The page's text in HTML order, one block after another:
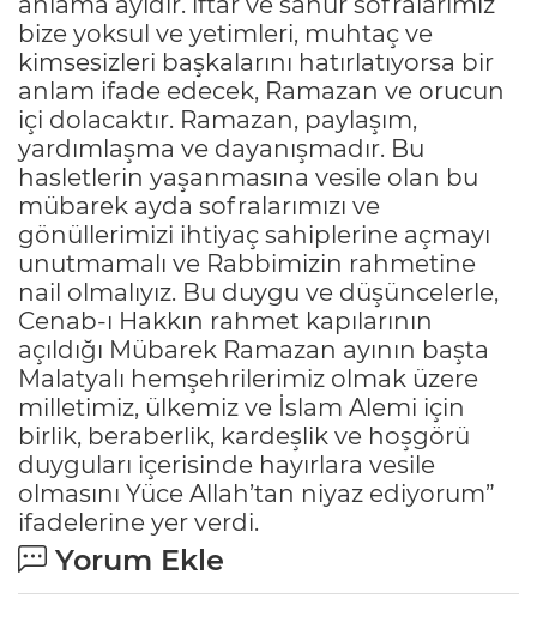
bize yoksul ve yetimleri, muhtaç ve
kimsesizleri başkalarını hatırlatıyorsa bir
anlam ifade edecek, Ramazan ve orucun
içi dolacaktır. Ramazan, paylaşım,
yardımlaşma ve dayanışmadır. Bu
hasletlerin yaşanmasına vesile olan bu
mübarek ayda sofralarımızı ve
gönüllerimizi ihtiyaç sahiplerine açmayı
unutmamalı ve Rabbimizin rahmetine
nail olmalıyız. Bu duygu ve düşüncelerle,
Cenab-ı Hakkın rahmet kapılarının
açıldığı Mübarek Ramazan ayının başta
Malatyalı hemşehrilerimiz olmak üzere
milletimiz, ülkemiz ve İslam Alemi için
birlik, beraberlik, kardeşlik ve hoşgörü
duyguları içerisinde hayırlara vesile
olmasını Yüce Allah’tan niyaz ediyorum”
ifadelerine yer verdi.
Yorum Ekle